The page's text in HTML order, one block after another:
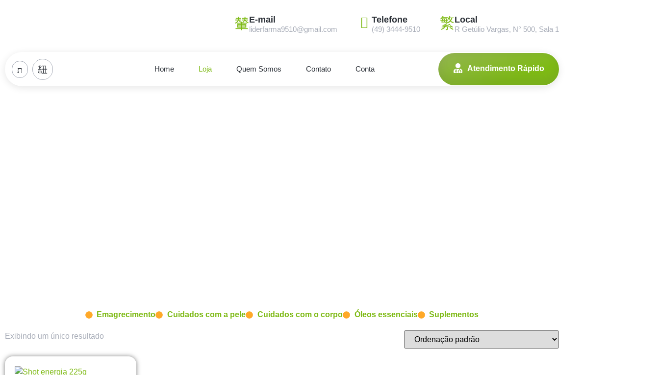
E-mail
liderfarma9510@gmail.com
Telefone
(49) 3444-9510
Local
R Getúlio Vargas, N° 500, Sala 1
Home Loja Quem Somos Contato Conta Atendimento Rápido
Emagrecimento Cuidados com a pele Cuidados com o corpo Óleos essenciais Suplementos
Exibindo um único resultado